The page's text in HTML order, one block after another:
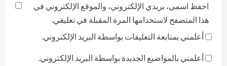
احفظ اسمي، بريدي الإلكتروني، والموقع الإلكتروني في
هذا المتصفح لاستخدامها المرة المقبلة في تعليقي.
أعلمني بمتابعة التعليقات بواسطة البريد الإلكتروني.
أعلمني بالمواضيع الجديدة بواسطة البريد الإلكتروني.